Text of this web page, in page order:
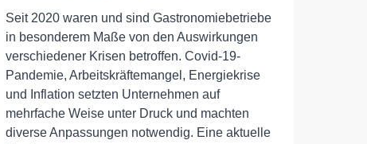
Seit 2020 waren und sind Gastronomiebetriebe
in besonderem Maße von den Auswirkungen
verschiedener Krisen betroffen. Covid-19-
Pandemie, Arbeitskräftemangel, Energiekrise
und Inflation setzten Unternehmen auf
mehrfache Weise unter Druck und machten
diverse Anpassungen notwendig. Eine aktuelle